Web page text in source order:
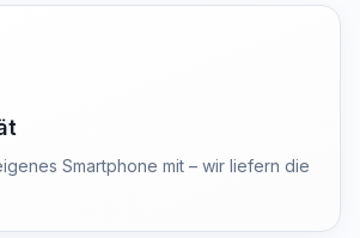
Smartphone mit – wir liefern die